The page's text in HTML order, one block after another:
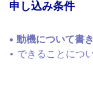
申し込み条件
• 動機について書き
• できることにつ